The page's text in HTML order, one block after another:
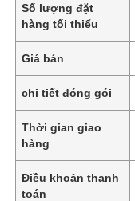
Số lượng đặt
hàng tối thiểu
Giá bán
chi tiết đóng gói
Thời gian giao
hàng
Điều khoản thanh
toán